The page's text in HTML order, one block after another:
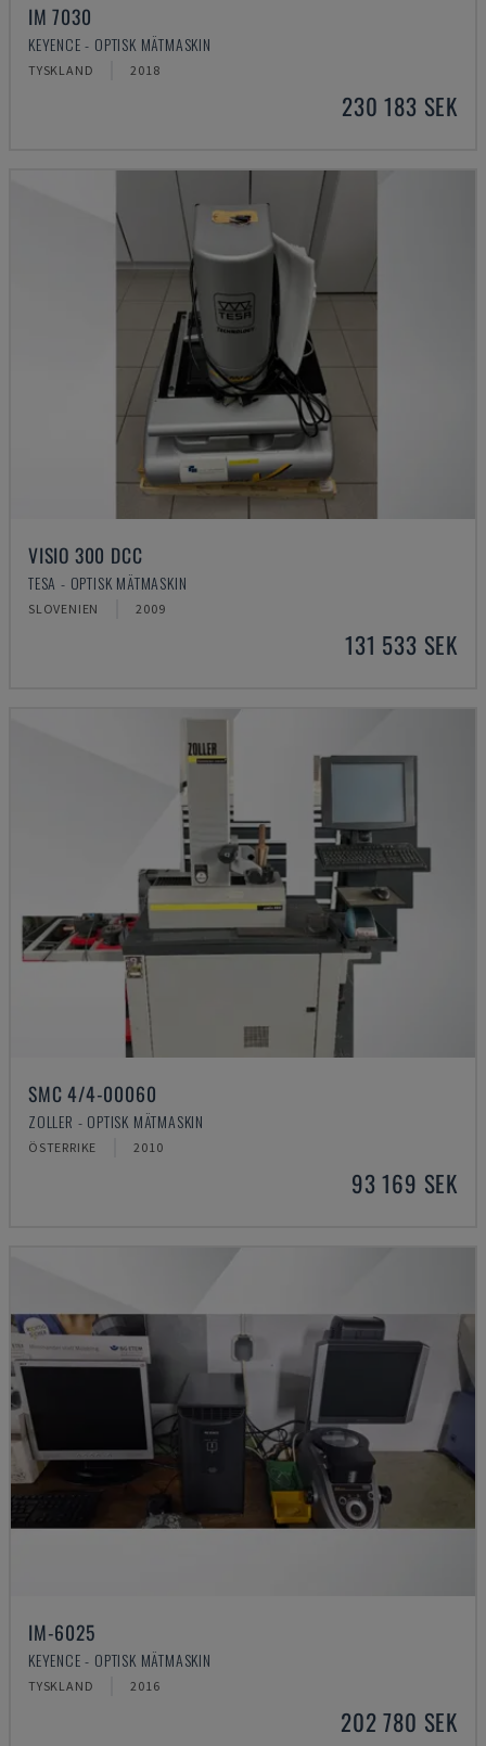
IM 7030
KEYENCE - OPTISK MÄTMASKIN
TYSKLAND 2018
230 183 SEK
VISIO 300 DCC
TESA - OPTISK MÄTMASKIN
SLOVENIEN 2009
131 533 SEK
SMC 4/4-00060
ZOLLER - OPTISK MÄTMASKIN
ÖSTERRIKE 2010
93 169 SEK
IM-6025
KEYENCE - OPTISK MÄTMASKIN
TYSKLAND 2016
202 780 SEK